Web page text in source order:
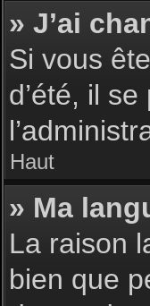
» J’ai
Si vous
d’été, il
Haut
» Ma
La raison
bien que